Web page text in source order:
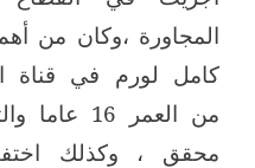
المجاورة ،وكان من
كامل لورم في قناة
من العمر 16 عاما والتي
محقق ، وكذلك